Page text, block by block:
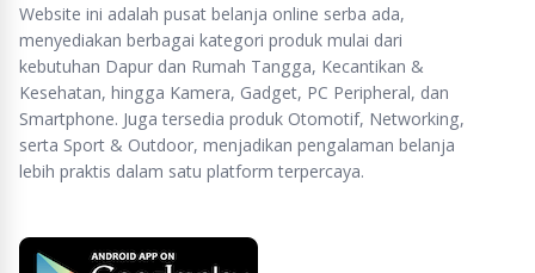
Website ini adalah pusat belanja online serba ada,
menyediakan berbagai kategori produk mulai dari
kebutuhan Dapur dan Rumah Tangga, Kecantikan &
Kesehatan, hingga Kamera, Gadget, PC Peripheral, dan
Smartphone. Juga tersedia produk Otomotif, Networking,
serta Sport & Outdoor, menjadikan pengalaman belanja
lebih praktis dalam satu platform terpercaya.